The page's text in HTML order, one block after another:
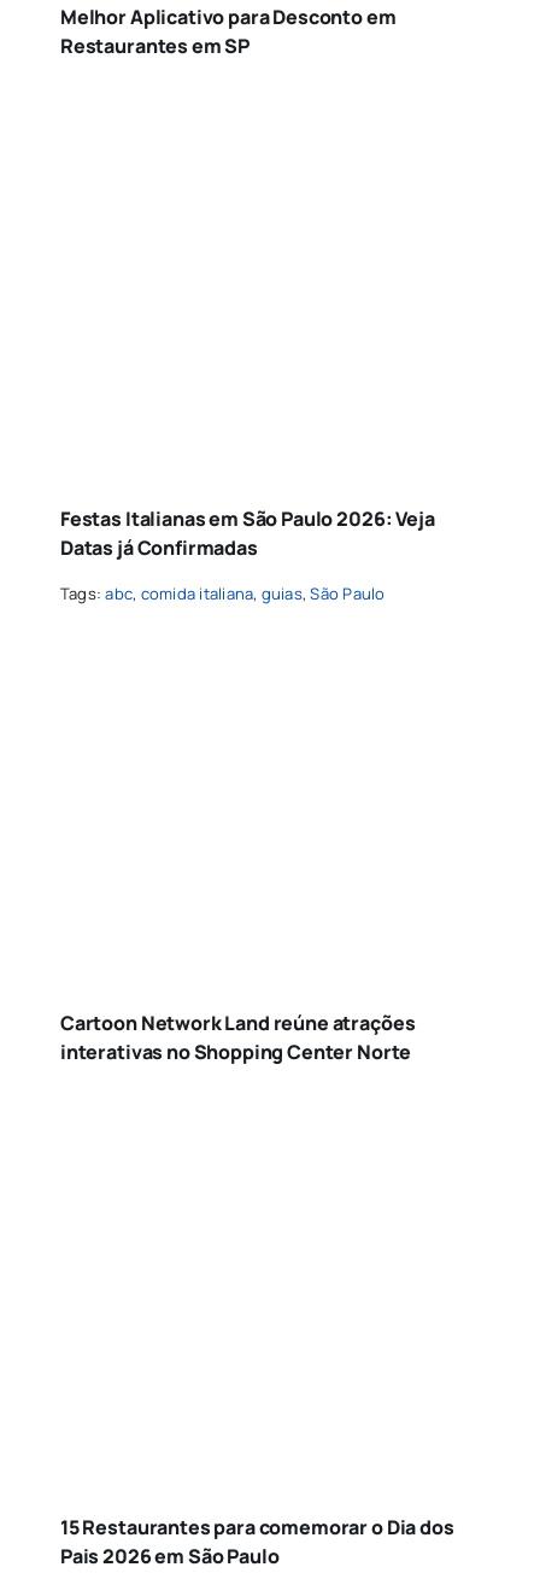
Melhor Aplicativo para Desconto em
Restaurantes em SP
Festas Italianas em São Paulo 2026: Veja
Datas já Confirmadas
Tags:abc, comida italiana, guias,São Paulo
Cartoon Network Land reúne atrações
interativas no Shopping Center Norte
15 Restaurantes para comemorar o Dia dos
Pais 2026 em São Paulo